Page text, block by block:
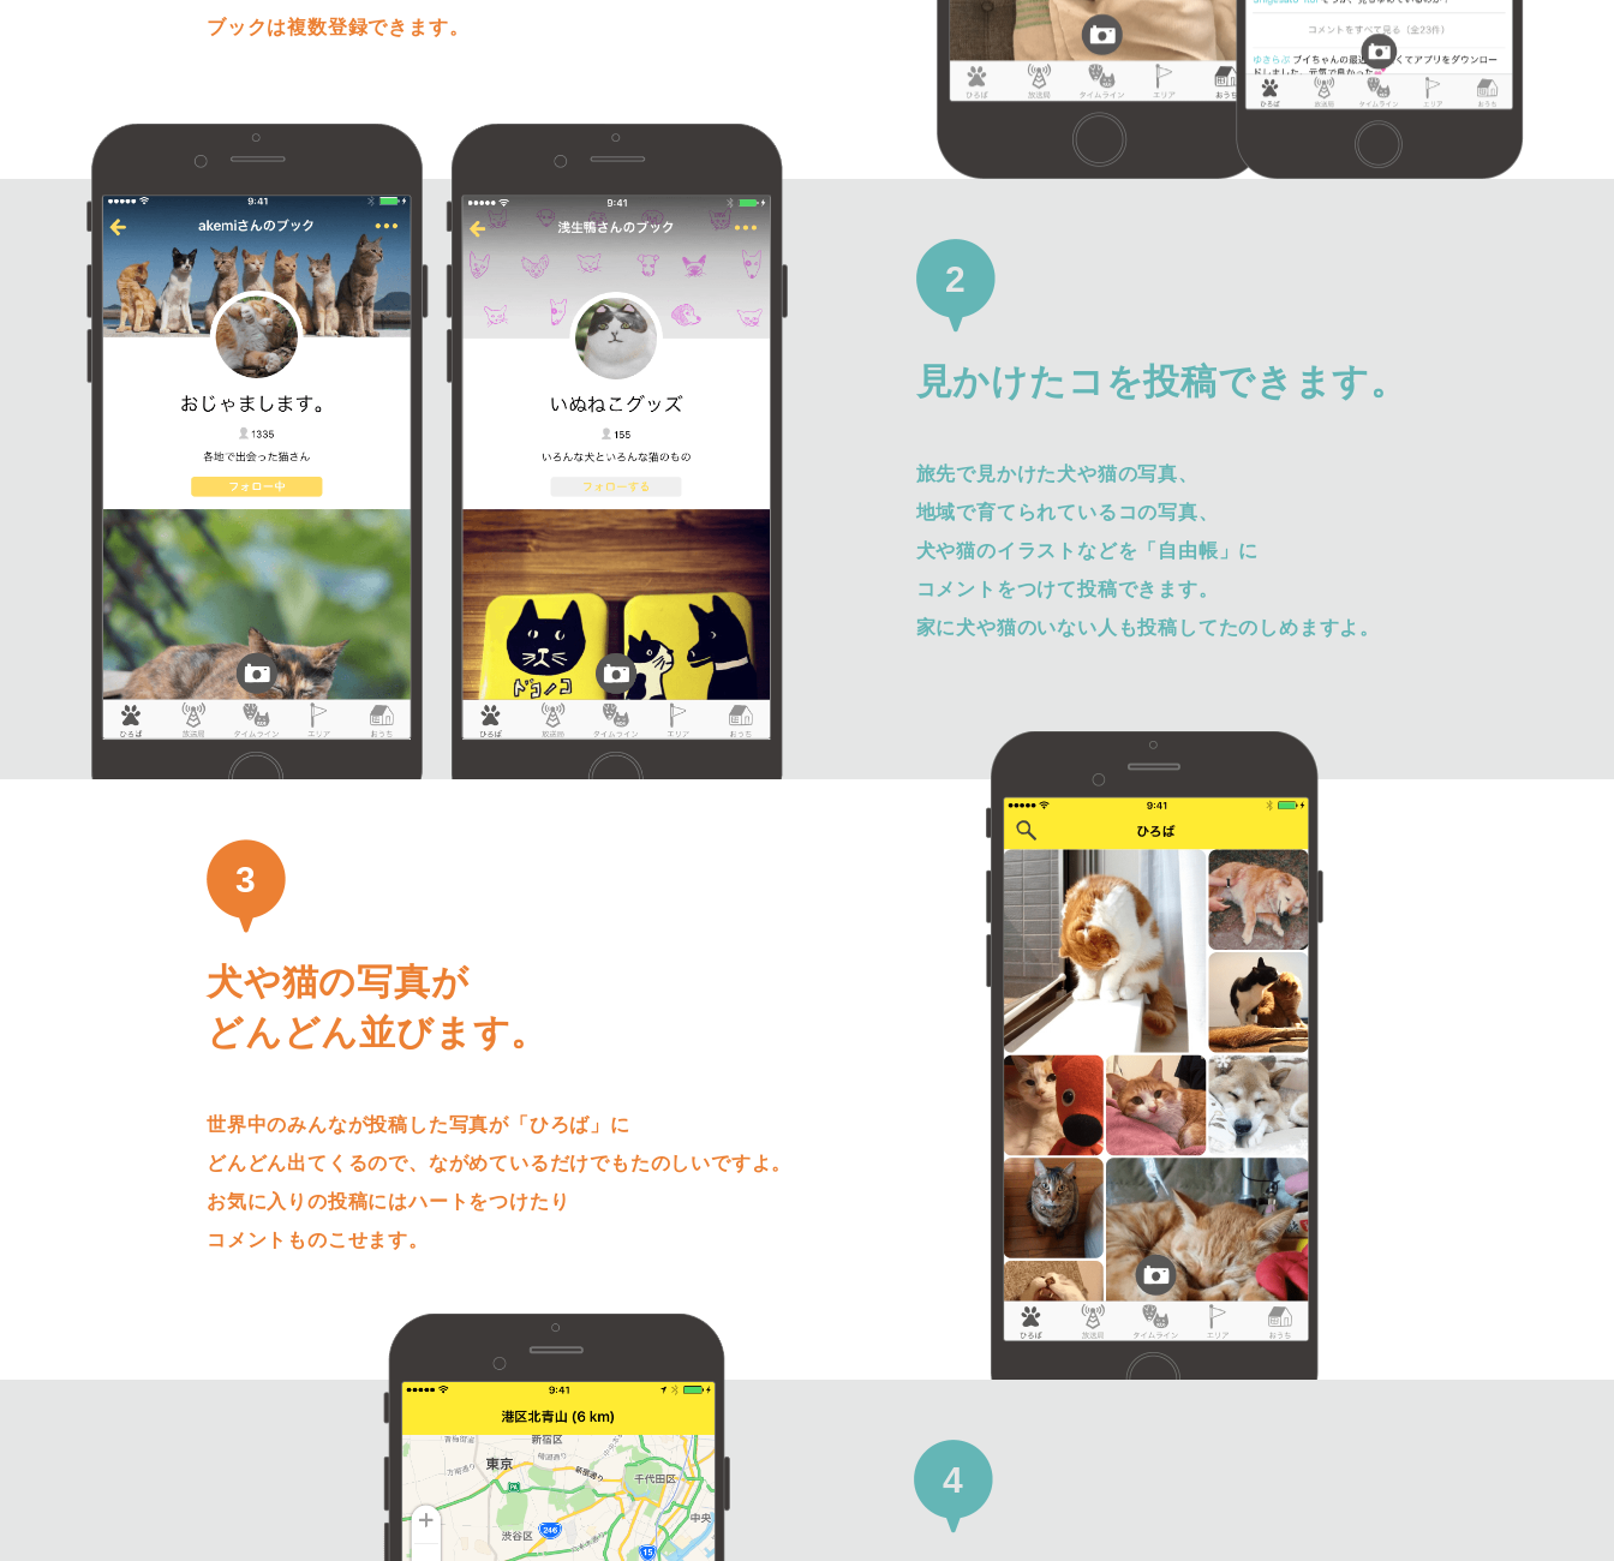
ブックは複数登録できます。
2
見かけたコを投稿できます。
旅先で見かけた犬や猫の写真、
地域で育てられているコの写真、
犬や猫のイラストなどを「自由帳」に
コメントをつけて投稿できます。
家に犬や猫のいない人も投稿してたのしめますよ。
3
犬や猫の写真が
どんどん並びます。
世界中のみんなが投稿した写真が「ひろば」に
どんどん出てくるので、ながめているだけでもたのしいですよ。
お気に入りの投稿にはハートをつけたり
コメントものこせます。
4